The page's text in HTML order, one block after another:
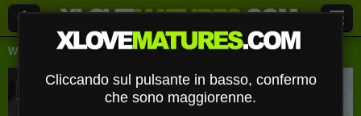
Webcam Live Signore Nashabanner
NashaBanner
Cliccando sul pulsante in basso, confermo
che sono maggiorenne.